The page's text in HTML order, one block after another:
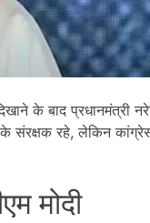
के बाद प्रधानमंत्री
के संरक्षक रहे, लेकिन
मोदी